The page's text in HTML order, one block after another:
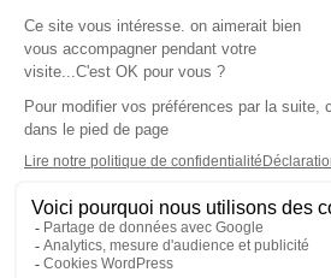
L'application Iphone /
Téléchargez
Les cookies
Gestion des cookies
Crédit photos : ©Sud Radio /